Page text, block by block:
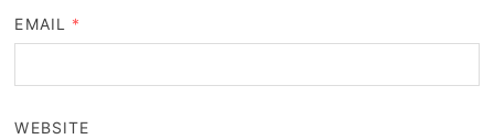
EMAIL *
WEBSITE